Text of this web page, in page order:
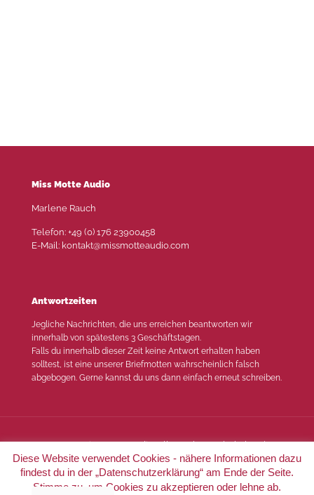
Miss Motte Audio
Marlene Rauch
Telefon: +49 (0) 176 23900458
E-Mail: kontakt@missmotteaudio.com
Antwortzeiten
Jegliche Nachrichten, die uns erreichen beantworten wir
innerhalb von spätestens 3 Geschäftstagen.
Falls du innerhalb dieser Zeit keine Antwort erhalten haben
solltest, ist eine unserer Briefmotten wahrscheinlich falsch
abgebogen. Gerne kannst du uns dann einfach erneut schreiben.
© 2022 Miss Motte Audio. Alle Rechte vorbehalten |
Impressum|Datenschutz
Diese Website verwendet Cookies - nähere Informationen dazu
findest du in der „Datenschutzerklärung“ am Ende der Seite.
Stimme zu, um Cookies zu akzeptieren oder lehne ab.